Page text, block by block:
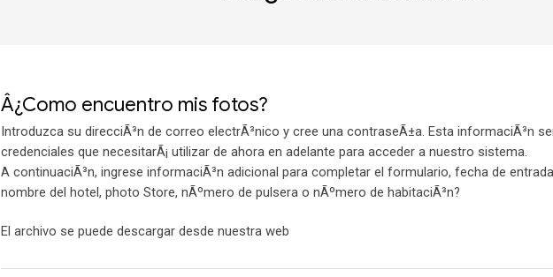
Â¿Como encuentro mis fotos?
Introduzca su direcciÃ³n de correo electrÃ³nico y cree una contraseÃ±a. Esta informaciÃ³n
credenciales que necesitarÃ¡ utilizar de ahora en adelante para acceder a nuestro sistema.
A continuaciÃ³n, ingrese informaciÃ³n adicional para completar el formulario, fecha de
nombre del hotel, photo Store, nÃºmero de pulsera o nÃºmero de habitaciÃ³n?
El archivo se puede descargar desde nuestra web